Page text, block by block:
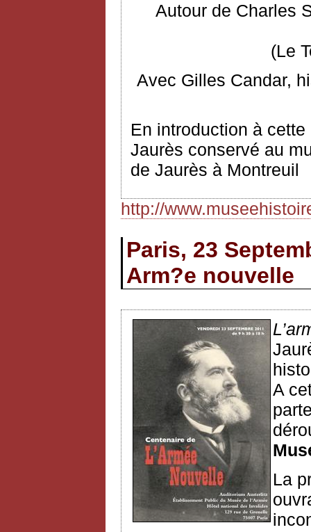
Autour de Charles
(Le
Avec Gilles Candar,
En introduction à
Jaurès conservé au
de Jaurès à Montreuil
http://
Paris, 23
Arm?e nouvelle
A
La